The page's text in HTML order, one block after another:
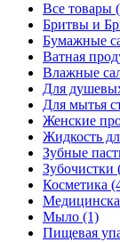
Все товары
Бритвы и
Бумажные
Ватная
Влажные
Для
Для мытья
Женские
Жидкость
Зубные
Зубочистки
Косметика
Мыло (1)
Пищевая